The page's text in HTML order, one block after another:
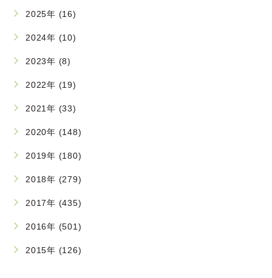
2025年 (16)
2024年 (10)
2023年 (8)
2022年 (19)
2021年 (33)
2020年 (148)
2019年 (180)
2018年 (279)
2017年 (435)
2016年 (501)
2015年 (126)